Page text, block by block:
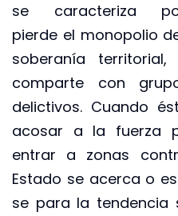
se caracteriza
pierde el monopolio
soberanía
comparte con
delictivos. Cuando
acosar a la fuerza
entrar a zonas
Estado se acerca o
se para la tendencia